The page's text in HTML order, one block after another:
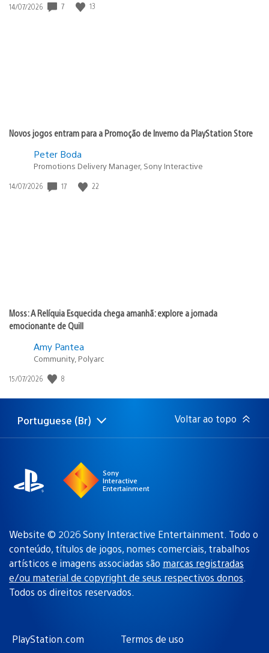
Data
14/07/2026 7 13
Novos jogos entram para a Promoção de Inverno da PlayStation Store
Peter Boda
Promotions Delivery Manager, Sony Interactive
Data
14/07/2026 17 22
Moss: A Relíquia Esquecida chega amanhã: explore a jornada
emocionante de Quill
Amy Pantea
Community, Polyarc
Data
publicação:
15/07/2026 8
Selecione
uma
Região
atual:
Portuguese (Br) Voltar ao topo
Sony
Interactive
Entertainment
Website © 2026 Sony Interactive Entertainment. Todo o
conteúdo, títulos de jogos, nomes comerciais, trabalhos
artísticos e imagens associadas são marcas registradas
e/ou material de copyright de seus respectivos donos.
Todos os direitos reservados.
PlayStation.com Termos de uso